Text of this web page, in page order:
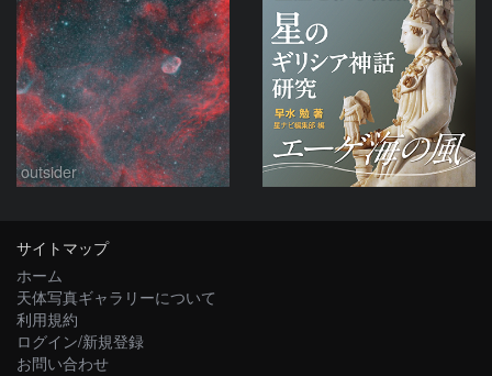
outsider
サイトマップ
ホーム
天体写真ギャラリーについて
利用規約
ログイン/新規登録
お問い合わせ